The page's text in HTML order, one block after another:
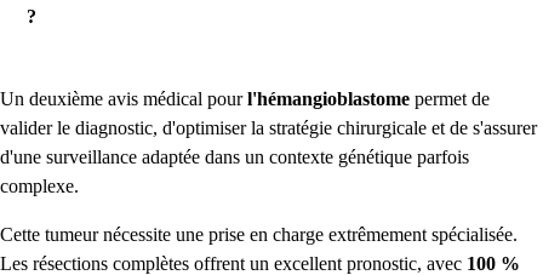
?
Un deuxième avis médical pourl'hémangioblastome permet de
valider le diagnostic, d'optimiser la stratégie chirurgicale et de s'assurer
d'une surveillance adaptée dans un contexte génétique parfois
complexe.
Cette tumeur nécessite une prise en charge extrêmement spécialisée.
Les résections complètes offrent un excellent pronostic, avec 100 %